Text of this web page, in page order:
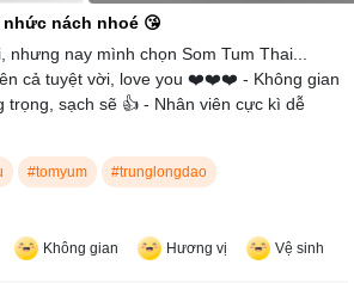
nhức nách nhoé 😘
nhưng nay mình chọn Som Tum Thai...
cả tuyệt vời, love you ❤️❤️❤️ - Không gian
trọng, sạch sẽ 👍 - Nhân viên cực kì dễ
#tomyum #trunglongdao
Không gian Hương vị Vệ sinh